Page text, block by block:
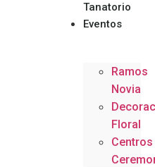
Tanatorio
Eventos
Ramos
Novia
Floral
Centros